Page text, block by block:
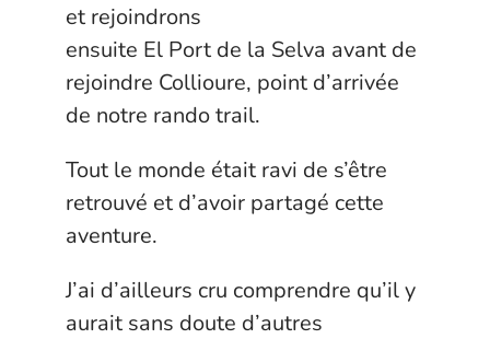
et rejoindrons
ensuite El Port de la Selva avant de
rejoindre Collioure, point d’arrivée
de notre rando trail.
Tout le monde était ravi de s’être
retrouvé et d’avoir partagé cette
aventure.
J’ai d’ailleurs cru comprendre qu’il y
aurait sans doute d’autres